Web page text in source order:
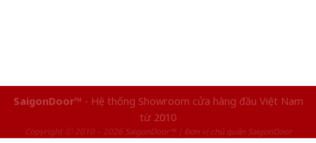
SaigonDoor™ - Hệ thống Showroom cửa hàng đầu Việt Nam
từ 2010
Copyright ⓒ 2010 – 2026 SaigonDoor™ | Đơn vị chủ quản SaigonDoor